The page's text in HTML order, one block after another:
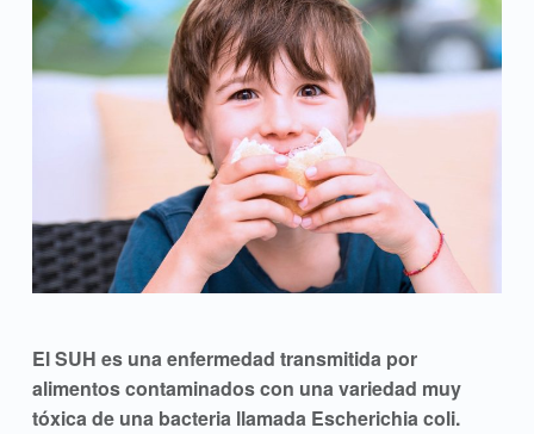
El SUH es una enfermedad transmitida por
alimentos contaminados con una variedad muy
tóxica de una bacteria llamada Escherichia coli.